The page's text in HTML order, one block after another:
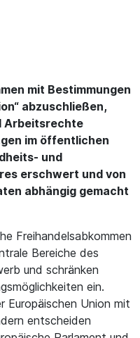
mit Bestimmungen
abzuschließen,
Arbeitsrechte
im öffentlichen
und
erschwert und von
abhängig gemacht
Freihandelsabkommen
Bereiche des
und schränken
ein.
Europäischen Union mit
entscheiden